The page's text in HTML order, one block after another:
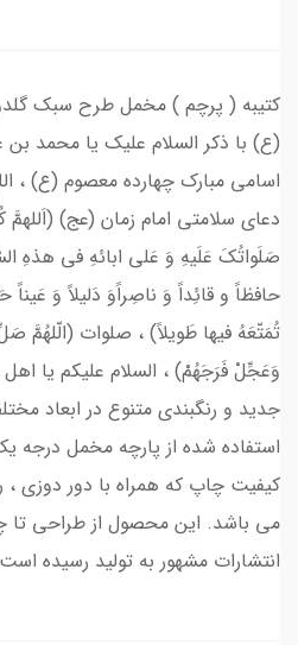
کتیبه ( پرچم ) مخمل طرح سبک
(ع) با ذکر السلام علیک یا محمد بن
اسامی مبارک چهارده معصوم (ع) ،
دعای سلامتی امام زمان (عج)
صَلَواتُکَ عَلَیهِ وَ عَلی ابائهِ فی هذهِ
حافظاً و قائِداً وَ ناصِراًوَ دَلیلاً وَ
تُمَتّعَهُ فیها طَویلاً) ، صلوات
وَعَجِّلْ فَرَجَهُمْ) ، السلام علیکم یا اهل
جدید و رنگبندی متنوع در ابعاد
استفاده شده از پارچه مخمل درجه
کیفیت چاپ که همراه با دور دوزی ،
می باشد. این محصول از طراحی تا
انتشارات مشهور به تولید رسیده